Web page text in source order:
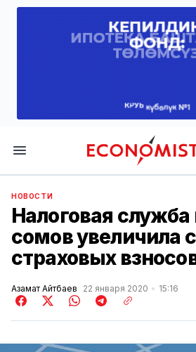
Economist.kg
НОВОСТИ
Налоговая служба
сомов увеличила
страховых
Азамат Айтбаев 22 января 2020 15:16